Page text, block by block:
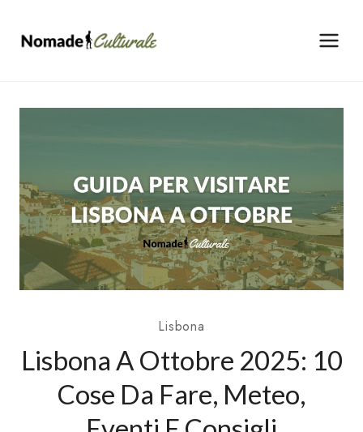
Lisbona
Lisbona A Ottobre 2025: 10
Cose Da Fare, Meteo,